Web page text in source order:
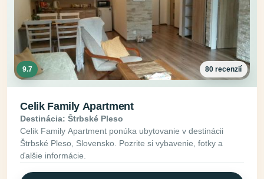
9.7 80 recenzií
Celik Family Apartment
Destinácia: Štrbské Pleso
Celik Family Apartment ponúka ubytovanie v destinácii
Štrbské Pleso, Slovensko. Pozrite si vybavenie, fotky a
ďalšie informácie.